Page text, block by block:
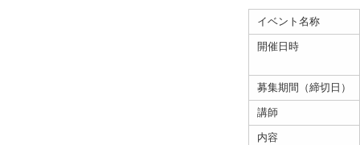
イベント名称
開催日時
募集期間（締切日）
講師
内容